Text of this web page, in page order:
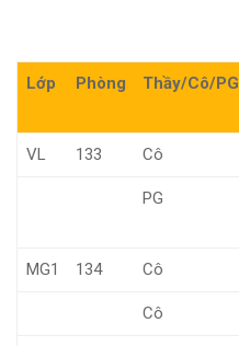
Lớp Phòng Thầy/Cô/PG
VL 133 Cô
PG
MG1 134 Cô
Cô